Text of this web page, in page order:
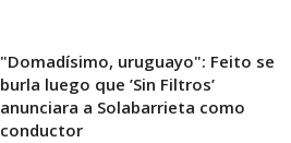
"Domadísimo, uruguayo": Feito se
burla luego que ’Sin Filtros’
anunciara a Solabarrieta como
conductor